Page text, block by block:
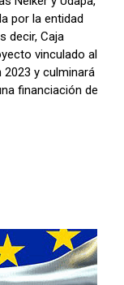
por la entidad
decir, Caja
vinculado al
y culminará
financiación de